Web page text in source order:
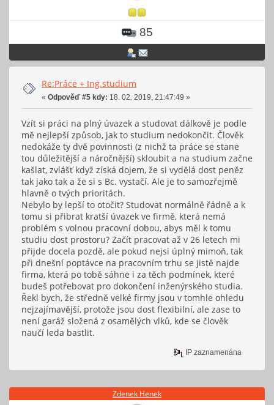
85
Re:Práce + Ing.studium
« Odpověď #5 kdy: 18. 02. 2019, 21:47:49 »
Vzít si práci na plný úvazek a studovat dálkově je podle
mě nejlepší způsob, jak to studium nedokončit. Člověk
nedokáže ty dvě povinnosti (z nichž ta práce se stane
tou důležitější a náročnější) skloubit a na studium začne
kašlat, zvlášť když získá dojem, že si vydělá dost peněz
tak jako tak a že si s Bc. vystačí. Ale je to samozřejmě
hlavně o tvých prioritách.
Nebylo by lepší to otočit? Studovat normálně řádně a k
tomu si přibrat kratší úvazek ve firmě, která nemá
problém s volnou pracovní dobou, abys měl k tomu
studiu dost prostoru? Začít pracovat až v 26 letech mi
přijde docela pozdě, ale pokud nejsi úplný mimoň, tak
při dnešní poptávce na pracovním trhu se jistě najde
firma, která po tobě sáhne i za těch podmínek, které
budeš potřebovat pro dokončení inženýrského studia.
Řekl bych, že středně velké firmy jsou v tomhle ohledu
nejzajímavější, protože jsou dost flexibilní, ale zase to
není garáž složená z osamělých vlků, kde se člověk
naučí leda bastlit.
IP zaznamenána
Zdenek Henek